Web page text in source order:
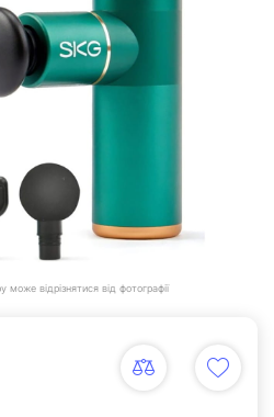
може відрізнятися від фотографії